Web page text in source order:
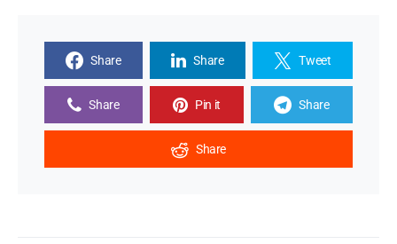
Share Share Tweet
Share Pin it Share
Share